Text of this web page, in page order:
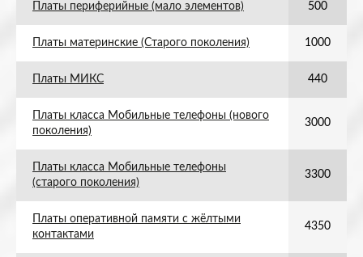
Платы периферийные (мало элементов) 500
Платы материнские (Старого поколения) 1000
Платы МИКС 440
Платы класса Мобильные телефоны (нового
поколения)
3000
Платы класса Мобильные телефоны
(старого поколения)
3300
Платы оперативной памяти с жёлтыми
контактами
4350